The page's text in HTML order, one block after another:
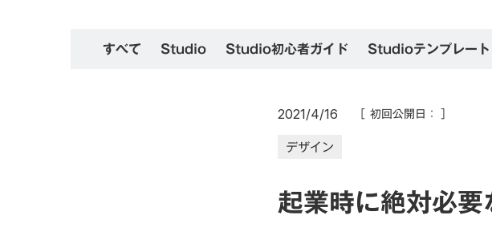
すべて Studio Studio初心者ガイド Studioテンプレート
2021/4/16 ［ 初回公開日： ］
デザイン
起業時に絶対必